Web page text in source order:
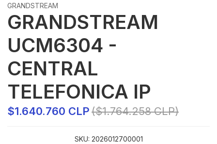
GRANDSTREAM
GRANDSTREAM
UCM6304 -
CENTRAL
TELEFONICA IP
$1.640.760 CLP($1.764.258 CLP)
SKU: 2026012700001